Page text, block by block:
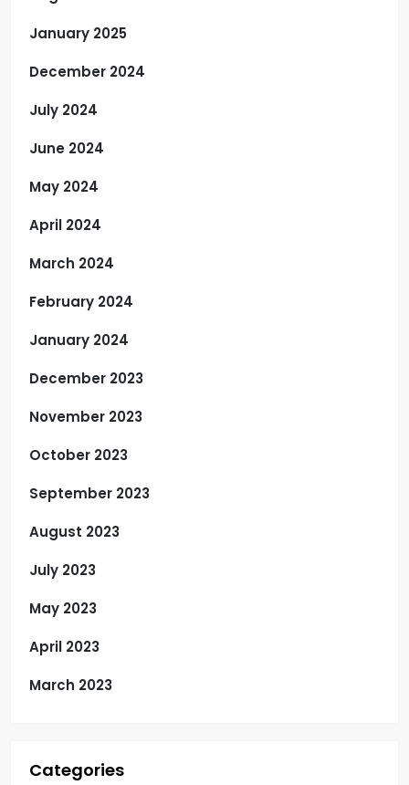
January 2025
December 2024
July 2024
June 2024
May 2024
April 2024
March 2024
February 2024
January 2024
December 2023
November 2023
October 2023
September 2023
August 2023
July 2023
May 2023
April 2023
March 2023
Categories